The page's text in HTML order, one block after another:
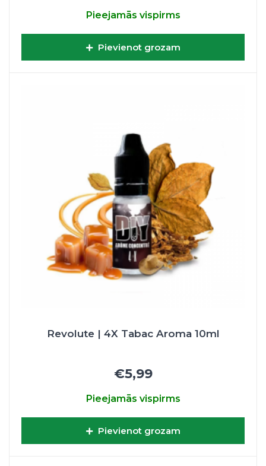
Pieejamās vispirms
Pievienot grozam
Revolute | 4X Tabac Aroma 10ml
€5,99
Pieejamās vispirms
Pievienot grozam